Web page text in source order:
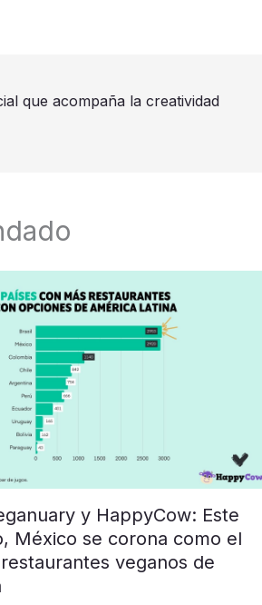
que acompaña la creatividad
y HappyCow: Este
México se corona como el
veganos de